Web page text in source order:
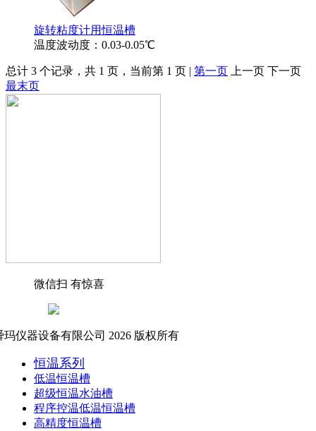
旋转粘度计用恒温槽
温度波动度：0.03-0.05℃
总计 3 个记录，共 1 页，当前第 1 页 | 第一页 上一页 下一页
最末页
微信扫 有惊喜
玛仪器设备有限公司 2026 版权所有
恒温系列
低温恒温槽
超级恒温水油槽
程序控温低温恒温槽
高精度恒温槽